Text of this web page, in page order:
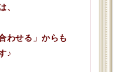
、
わせる」からも
♪